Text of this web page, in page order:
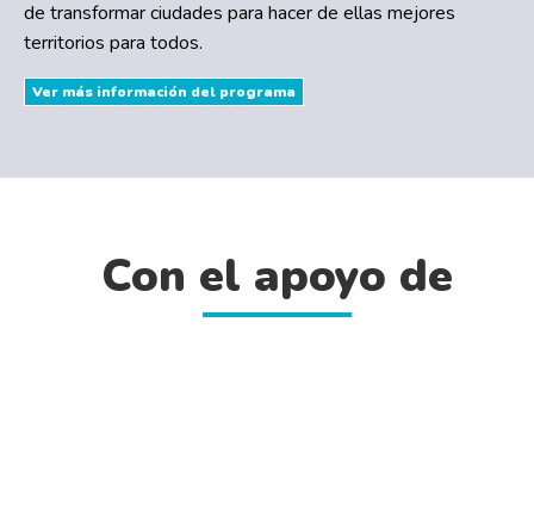
de transformar ciudades para hacer de ellas mejores
territorios para todos.
Ver más información del programa
Con el apoyo de